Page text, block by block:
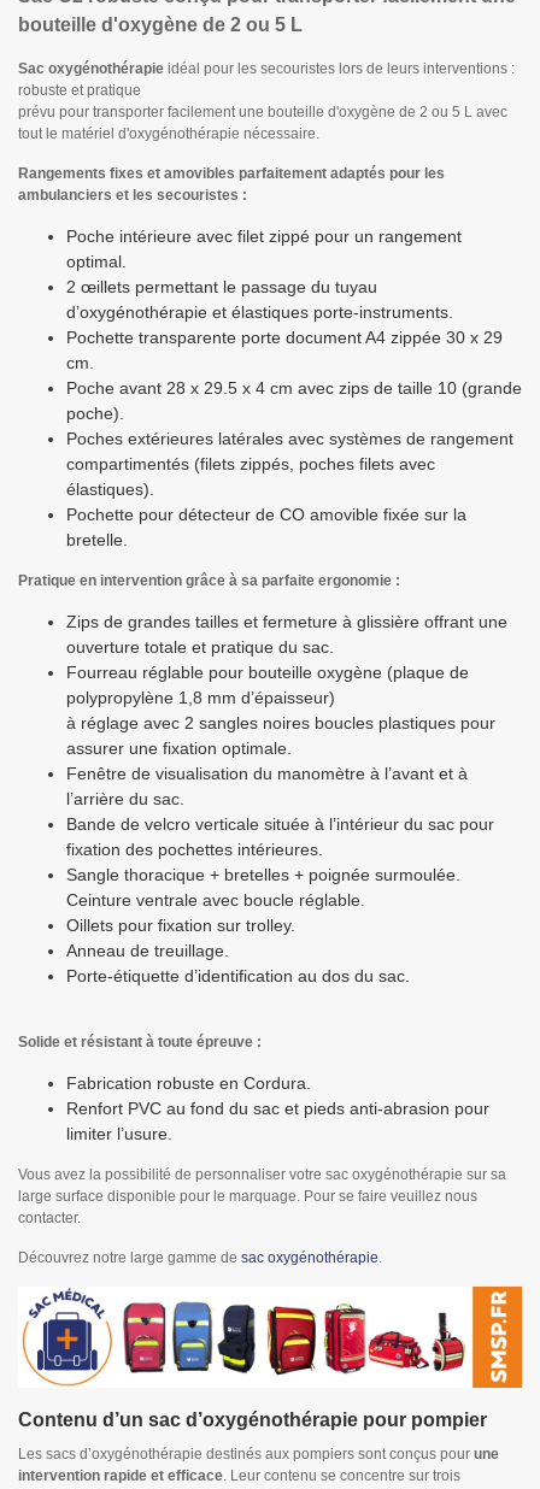
bouteille d'oxygène de 2 ou 5 L
Sac oxygénothérapie idéal pour les secouristes lors de leurs interventions :
robuste et pratique
prévu pour transporter facilement une bouteille d'oxygène de 2 ou 5 L avec
tout le matériel d'oxygénothérapie nécessaire.
Rangements fixes et amovibles parfaitement adaptés pour les
ambulanciers et les secouristes :
Poche intérieure avec filet zippé pour un rangement
optimal.
2 œillets permettant le passage du tuyau
d’oxygénothérapie et élastiques porte-instruments.
Pochette transparente porte document A4 zippée 30 x 29
cm.
Poche avant 28 x 29.5 x 4 cm avec zips de taille 10 (grande
poche).
Poches extérieures latérales avec systèmes de rangement
compartimentés (filets zippés, poches filets avec
élastiques).
Pochette pour détecteur de CO amovible fixée sur la
bretelle.
Pratique en intervention grâce à sa parfaite ergonomie :
Zips de grandes tailles et fermeture à glissière offrant une
ouverture totale et pratique du sac.
Fourreau réglable pour bouteille oxygène (plaque de
polypropylène 1,8 mm d’épaisseur)
à réglage avec 2 sangles noires boucles plastiques pour
assurer une fixation optimale.
Fenêtre de visualisation du manomètre à l’avant et à
l’arrière du sac.
Bande de velcro verticale située à l’intérieur du sac pour
fixation des pochettes intérieures.
Sangle thoracique + bretelles + poignée surmoulée.
Ceinture ventrale avec boucle réglable.
Oillets pour fixation sur trolley.
Anneau de treuillage.
Porte-étiquette d’identification au dos du sac.
Solide et résistant à toute épreuve :
Fabrication robuste en Cordura.
Renfort PVC au fond du sac et pieds anti-abrasion pour
limiter l’usure.
Vous avez la possibilité de personnaliser votre sac oxygénothérapie sur sa
large surface disponible pour le marquage. Pour se faire veuillez nous
contacter.
Découvrez notre large gamme de sac oxygénothérapie.
Contenu d’un sac d’oxygénothérapie pour pompier
Les sacs d’oxygénothérapie destinés aux pompiers sont conçus pour une
intervention rapide et efficace . Leur contenu se concentre sur trois